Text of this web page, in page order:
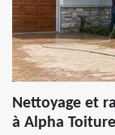
Nettoyage et
à Alpha